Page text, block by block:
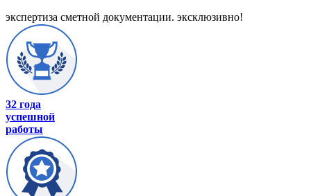
экспертиза сметной документации. эксклюзивно!
32 года
успешной
работы